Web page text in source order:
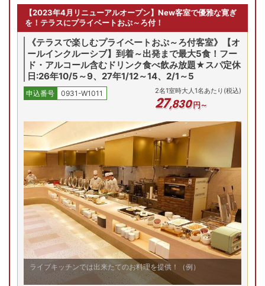
【2023年4月リニューアルオープン】New客室で優雅な寛ぎ
を！テラスにプライベートおぷ～ろ付！
《テラスで楽しむプライベートおぷ～ろ付客室》【オ
ールインクルーシブ】到着～出発まで最大5食！フー
ド・アルコール含むドリンク食べ飲み放題★スパ定休
日:26年10/5～9、27年1/12～14、2/1～5
申込番号 0931-W1011 2名1室時大人1名あたり(税込)
27,830円～
ライブキッチンでは出来たてのお料理を提供！（例）